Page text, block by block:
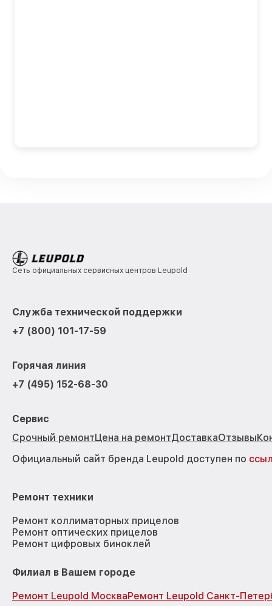
Сеть официальных сервисных центров Leupold
Служба технической поддержки
+7 (800) 101-17-59
Горячая линия
+7 (495) 152-68-30
Сервис
Срочный ремонтЦена на ремонтДоставкаОтзывы
Официальный сайт бренда Leupold доступен по
Ремонт техники
Ремонт коллиматорных прицелов
Ремонт оптических прицелов
Ремонт цифровых биноклей
Филиал в Вашем городе
Ремонт Leupold МоскваРемонт Leupold Санкт-